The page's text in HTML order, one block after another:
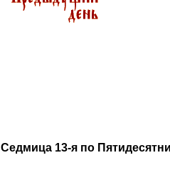
Седмица 13-я по